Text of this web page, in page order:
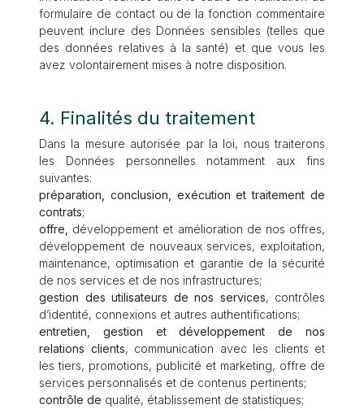
formulaire de contact ou de la fonction commentaire
peuvent inclure des Données sensibles (telles que
des données relatives à la santé) et que vous les
avez volontairement mises à notre disposition.
4. Finalités du traitement
Dans la mesure autorisée par la loi, nous traiterons
les Données personnelles notamment aux fins
suivantes:
préparation, conclusion, exécution et traitement de
contrats;
offre,
développement et amélioration de nos offres,
développement de nouveaux services, exploitation,
maintenance, optimisation et garantie de la sécurité
de nos services et de nos infrastructures;
gestion des utilisateurs de nos services, contrôles
d’identité, connexions et autres authentifications;
entretien, gestion et développement de nos
relations clients, communication avec les clients et
les tiers, promotions, publicité et marketing, offre de
services personnalisés et de contenus pertinents;
contrôle de qualité, établissement de statistiques;